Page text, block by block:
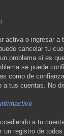
o ingresar a
cancelar tu
un problema si es
se puede
como de
tus cuentas. No
inactive
a tu
un registro de